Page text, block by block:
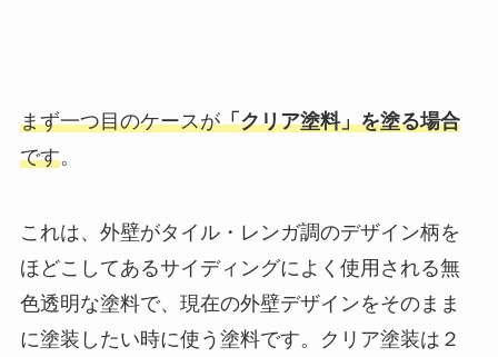
まず一つ目のケースが「クリア塗料」を塗る場合
です。
これは、外壁がタイル・レンガ調のデザイン柄を
ほどこしてあるサイディングによく使用される無
色透明な塗料で、現在の外壁デザインをそのまま
に塗装したい時に使う塗料です。
クリア塗装は２